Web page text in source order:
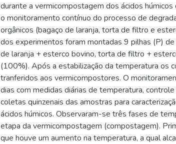
durante a vermicompostagem dos ácidos
o monitoramento contínuo do processo de
orgânicos (bagaço de laranja, torta de filtro e
dos experimentos foram montadas 9 pilhas (P)
de laranja + esterco bovino, torta de filtro +
(100%). Após a estabilização da temperatura os
tranferidos aos vermicompostores. O
dias com medidas diárias de temperatura,
coletas quinzenais das amostras para
ácidos húmicos. Observaram-se três fases de
etapa da vermicompostagem (compostagem).
que houve um aumento na temperatura, a qual